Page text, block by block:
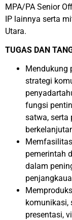
MPA/PA Senior
IP lainnya serta
Utara.
TUGAS DAN
Mendukung
strategi
fungsi
satwa, serta
pemerintah
dalam
komunikasi,
presentasi,